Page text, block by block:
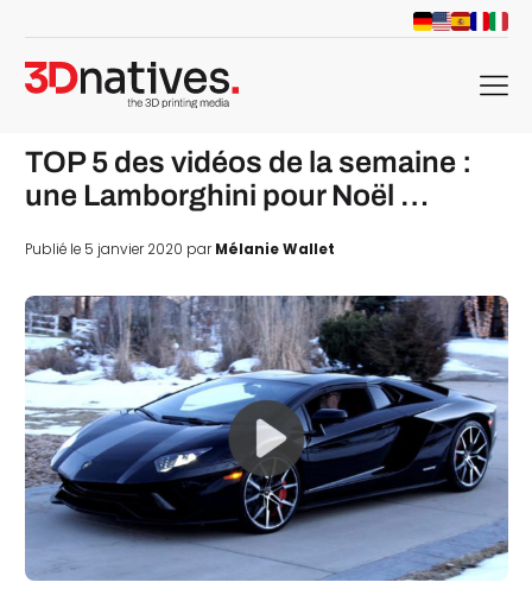
menu
TOP 5 des vidéos de la semaine :
une Lamborghini pour Noël …
Publié le 5 janvier 2020 parMélanie Wallet